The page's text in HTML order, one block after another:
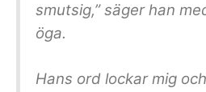
smutsig,” säger han
öga.
Hans ord lockar mig